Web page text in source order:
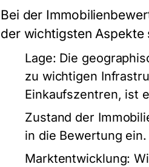
Bei der
der wichtigsten Aspekte
Lage: Die
zu wichtigen
Einkaufszentren, ist
Zustand der
in die Bewertung
Marktentwicklung: